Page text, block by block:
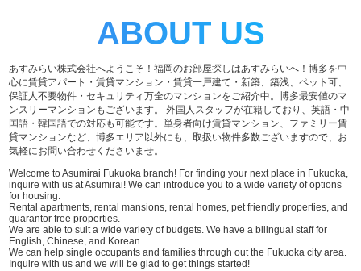
ABOUT US
あすみらい株式会社へようこそ！福岡のお部屋探しはあすみらいへ！博多を中
心に賃貸アパート・賃貸マンション・賃貸一戸建て・新築、築浅、ペット可、
保証人不要物件・セキュリティ万全のマンションをご紹介中。博多最安値のマ
ンスリーマンションもございます。 外国人スタッフが在籍しており、英語・中
国語・韓国語での対応も可能です。単身者向け賃貸マンション、ファミリー賃
貸マンションなど、博多エリア以外にも、取扱い物件多数ございますので、お
気軽にお問い合わせくださいませ。
Welcome to Asumirai Fukuoka branch! For finding your next place in Fukuoka,
inquire with us at Asumirai! We can introduce you to a wide variety of options
for housing.
Rental apartments, rental mansions, rental homes, pet friendly properties, and
guarantor free properties.
We are able to suit a wide variety of budgets. We have a bilingual staff for
English, Chinese, and Korean.
We can help single occupants and families through out the Fukuoka city area.
Inquire with us and we will be glad to get things started!